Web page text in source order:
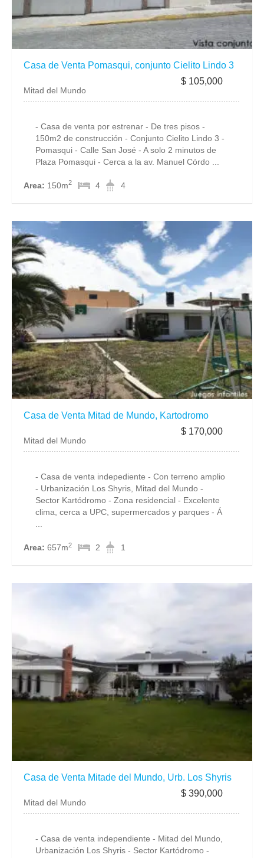
Casa de Venta Pomasqui, conjunto Cielito Lindo 3
$ 105,000
Mitad del Mundo
- Casa de venta por estrenar - De tres pisos -
150m2 de construcción - Conjunto Cielito Lindo 3 -
Pomasqui - Calle San José - A solo 2 minutos de
Plaza Pomasqui - Cerca a la av. Manuel Córdo ...
Area: 150m2 4 4
Casa de Venta Mitad de Mundo, Kartodromo
$ 170,000
Mitad del Mundo
- Casa de venta indepediente - Con terreno amplio
- Urbanización Los Shyris, Mitad del Mundo -
Sector Kartódromo - Zona residencial - Excelente
clima, cerca a UPC, supermercados y parques - Á
Area: 657m2 2 1
Casa de Venta Mitade del Mundo, Urb. Los Shyris
$ 390,000
Mitad del Mundo
- Casa de venta independiente - Mitad del Mundo,
Urbanización Los Shyris - Sector Kartódromo -